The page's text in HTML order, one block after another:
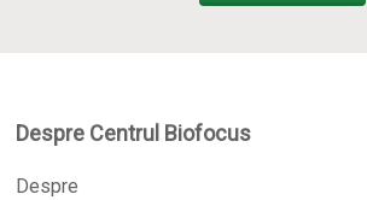
Despre Centrul Biofocus
Despre